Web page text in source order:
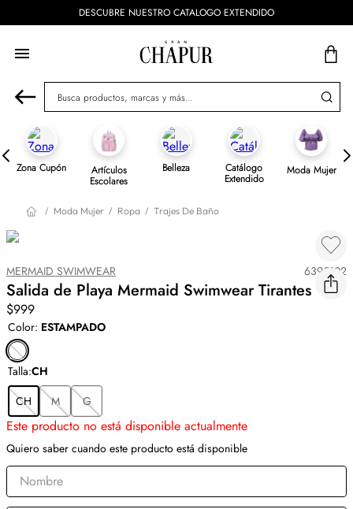
DESCUBRE NUESTRO CATALOGO EXTENDIDO
Busca productos, marcas y más...
Zona Cupón Artículos
Escolares
Belleza Catálogo
Extendido
Moda Mujer
Moda Mujer Ropa Trajes De Baño
MERMAID SWIMWEAR 6395102
Salida de Playa Mermaid Swimwear Tirantes
$999
Color: ESTAMPADO
Talla:CH
CH
M G
Este producto no está disponible actualmente
Quiero saber cuando este producto está disponible